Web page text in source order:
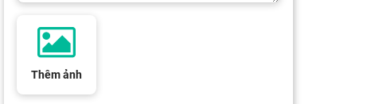
Thêm ảnh